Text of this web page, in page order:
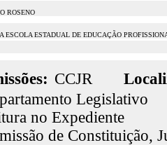
ROSENO
ESCOLA ESTADUAL DE EDUCAÇÃO
CCJR
Legislativo
no Expediente
de Constituição,